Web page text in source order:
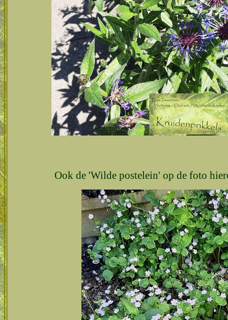
Ook de 'Wilde postelein' op de foto